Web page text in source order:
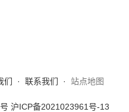
们 · 联系我们 · 站点地图
沪ICP备2021023961号-13